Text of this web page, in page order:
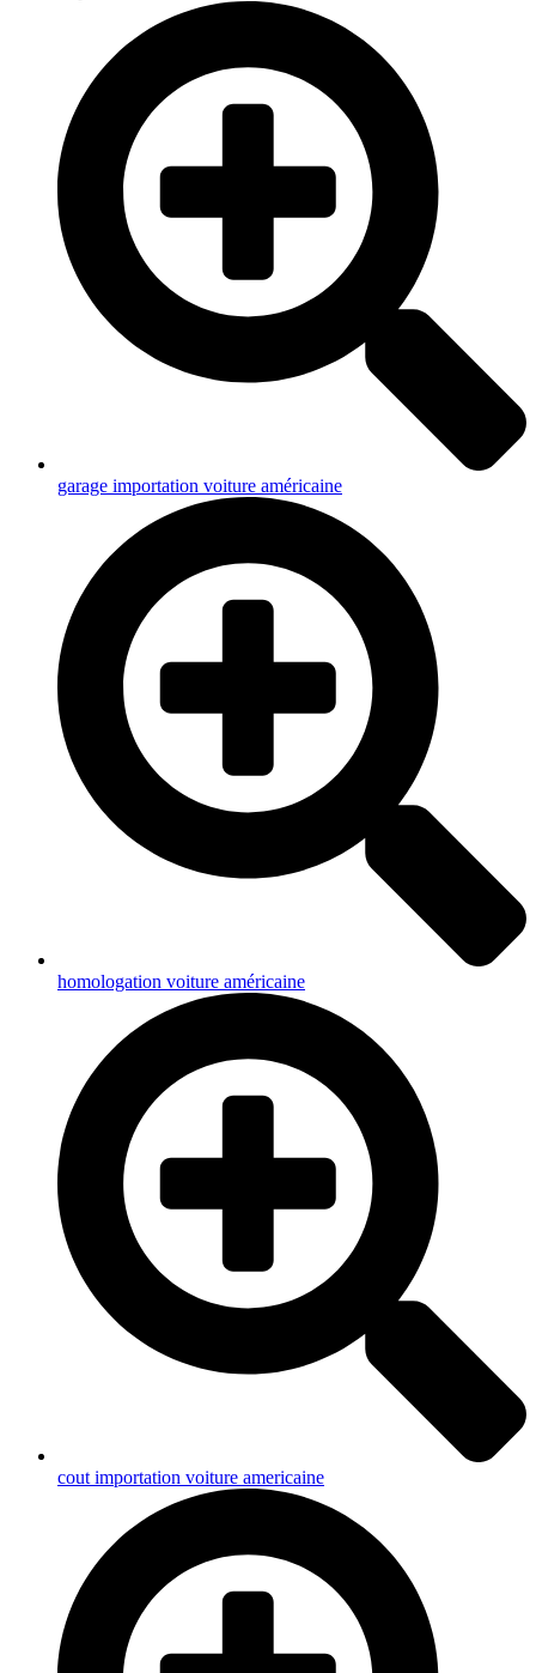
garage importation voiture américaine
homologation voiture américaine
cout importation voiture americaine